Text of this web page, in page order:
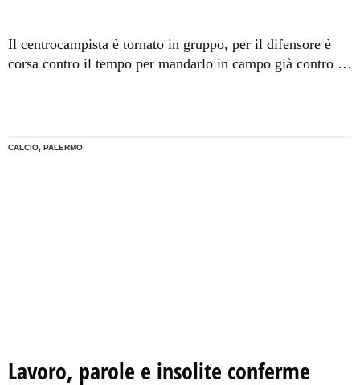
Il centrocampista è tornato in gruppo, per il difensore è
corsa contro il tempo per mandarlo in campo già contro il
CALCIO, PALERMO
Lavoro, parole e insolite conferme